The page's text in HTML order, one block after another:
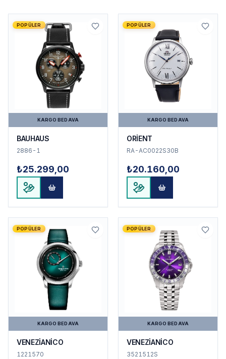
POPÜLER
KARGO BEDAVA
BAUHAUS
2886-1
₺25.299,00
POPÜLER
KARGO BEDAVA
ORİENT
RA-AC0022S30B
₺20.160,00
POPÜLER
KARGO BEDAVA
VENEZİANİCO
1221570
POPÜLER
KARGO BEDAVA
VENEZİANİCO
3521512S